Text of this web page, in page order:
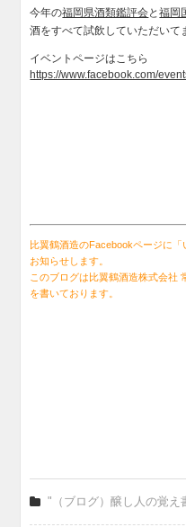
今年の福岡県酒類鑑評会と福岡
酒をすべて試飲していただいて
イベントページはこちら
https://www.facebook.com/
比翼鶴酒造のFacebookページに
お知らせします。
このブログは比翼鶴酒造株式会社
を書いております。
"（ブログ）醸し人の覚え